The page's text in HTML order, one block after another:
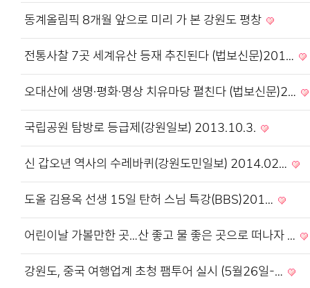
동계올림픽 8개월 앞으로 미리 가 본 강원도 평창
전통사찰 7곳 세계유산 등재 추진된다 (법보신문)201…
오대산에 생명·평화·명상 치유마당 펼친다 (법보신문)2…
국립공원 탐방로 등급제(강원일보) 2013.10.3.
신 갑오년 역사의 수레바퀴(강원도민일보) 2014.02…
도올 김용옥 선생 15일 탄허 스님 특강(BBS)201…
어린이날 가볼만한 곳…산 좋고 물 좋은 곳으로 떠나자 …
강원도, 중국 여행업계 초청 팸투어 실시 (5월26일-…